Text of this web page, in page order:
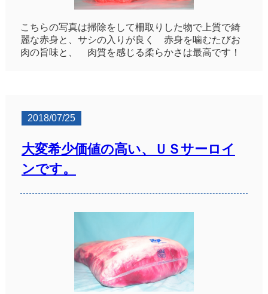
こちらの写真は掃除をして柵取りした物で上質で綺
麗な赤身と、サシの入りが良く 赤身を噛むたびお
肉の旨味と、 肉質を感じる柔らかさは最高です！
2018/07/25
大変希少価値の高い、ＵＳサーロイ
ンです。